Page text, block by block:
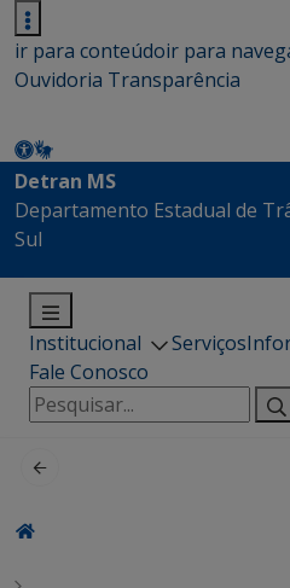
ir para conteúdoir para
Ouvidoria Transparência
Detran MS
Departamento Estadual de
Sul
Institucional Serviços
Fale Conosco
Pesquisar
por: